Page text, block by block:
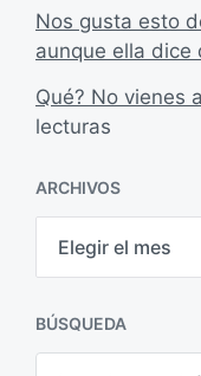
Nos gusta esto
aunque ella dice
Qué? No vienes
lecturas
ARCHIVOS
v
BÚSQUEDA